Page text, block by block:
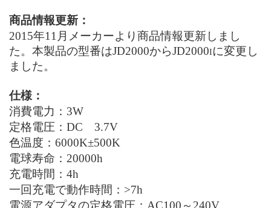
商品情報更新：
2015年11月メーカーより商品情報更新しまし
た。本製品の型番はJD2000からJD2000Iに変更し
ました。
仕様：
消費電力： 3W
定格電圧： DC
3.7V
色温度： 6000K±500K
電球寿命： 20000h
充電時間：4h
一回充電で動作時間： >7h
電源アダプタの定格電圧： AC100～240V